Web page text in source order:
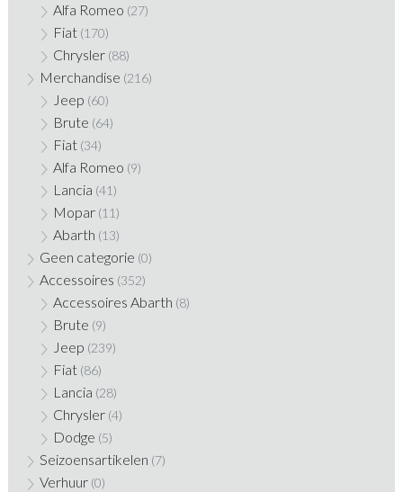
Alfa Romeo (27)
Fiat (170)
Chrysler (88)
Merchandise (216)
Jeep (60)
Brute (64)
Fiat (34)
Alfa Romeo (9)
Lancia (41)
Mopar (11)
Abarth (13)
Geen categorie (0)
Accessoires (352)
Accessoires Abarth (8)
Brute (9)
Jeep (239)
Fiat (86)
Lancia (28)
Chrysler (4)
Dodge (5)
Seizoensartikelen (7)
Verhuur (0)